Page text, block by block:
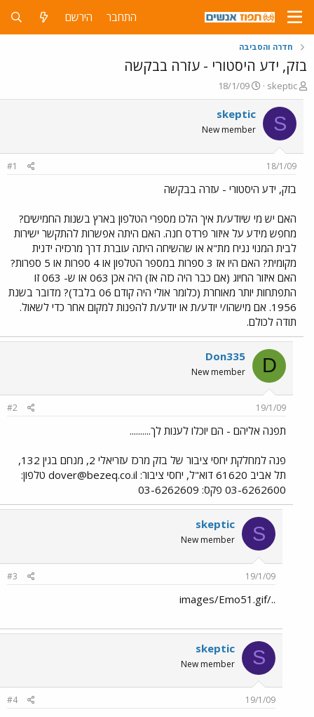
התחבר הירשם
חדרה והסביבה
בזק, ידע היסטורי - עזרה בבקשה
פ
ו
ת
ח
ה
ו
ש
א
skeptic
פ
ו
ר
ם
ר
18/1/09
S
skeptic
New member
18/1/09
#1
בזק, ידע היסטורי - עזרה בבקשה
האם יש מי שיודע/ת איך הלכו מספרי הטלפון בארץ בשנות החמישים?
מחפש מידע על איזור פרדס חנה. האם היתה אפשרות להתקשר ישירות
לבית המנוי נניח מת"א או שהשיחה היתה עוברת דרך מרכזיה ידנית
מקומית? האם היו אז 3 ספרות במספר הטלפון או 4 ספרות או 5 ספרות?
האם איזור החיוג (אם כבר היה כזה אז) היה אכן 063 או ש- 063 זו
התפתחות יותר מאוחרת (כלומר אולי היה קודם 06 בלבד)? מדובר בשנת
1956. אם מישהו/י יודע/ת או יודע/ת להפנות למקום אחר כדי לשאול.
תודה לכולם.
D
Don335
New member
19/1/09
#2
תפנה אליהם - הם יוכלו לענות לך..........
פנה למחלקת יחסי ציבור של בזק מרכז עזריאלי 2, מנחם בגין 132,
תל אביב 61620 דוא"ל, יחסי ציבור:
dover@bezeq.co.il טלפון:
03-6262600 פקס: 03-6262609
S
skeptic
New member
19/1/09
#3
../images/Emo51.gif
S
skeptic
New member
19/1/09
#4